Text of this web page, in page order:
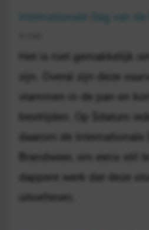
Internationale Dag van de
Het is niet gemakkelijk
zijn. Overal zijn deze
vlammen in de pan en
bestrijden. Op $datum
daarom de Internationale
Brandweer, om eens stil
dappere werk dat deze
uitoefenen.